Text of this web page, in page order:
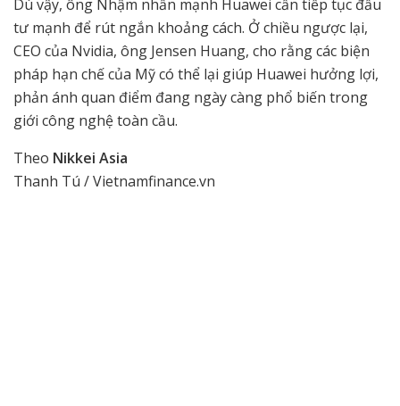
Dù vậy, ông Nhậm nhấn mạnh Huawei cần tiếp tục đầu
tư mạnh để rút ngắn khoảng cách. Ở chiều ngược lại,
CEO của Nvidia, ông Jensen Huang, cho rằng các biện
pháp hạn chế của Mỹ có thể lại giúp Huawei hưởng lợi,
phản ánh quan điểm đang ngày càng phổ biến trong
giới công nghệ toàn cầu.
Theo Nikkei Asia
Thanh Tú / Vietnamfinance.vn